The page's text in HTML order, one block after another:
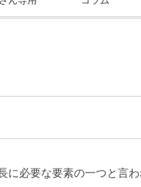
に必要な要素の一つと言わ